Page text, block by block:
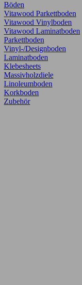
Böden
Vitawood Parkettboden
Vitawood Vinylboden
Vitawood Laminatboden
Parkettboden
Vinyl-/Designboden
Laminatboden
Klebesheets
Massivholzdiele
Linoleumboden
Korkboden
Zubehör